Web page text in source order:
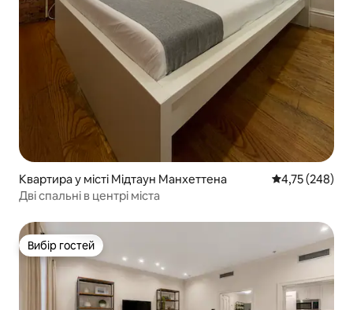
Квартира у місті Мідтаун Манхеттена Середня
4,75 (248)
Дві спальні в центрі міста
Вибір гостей
Вибір гостей